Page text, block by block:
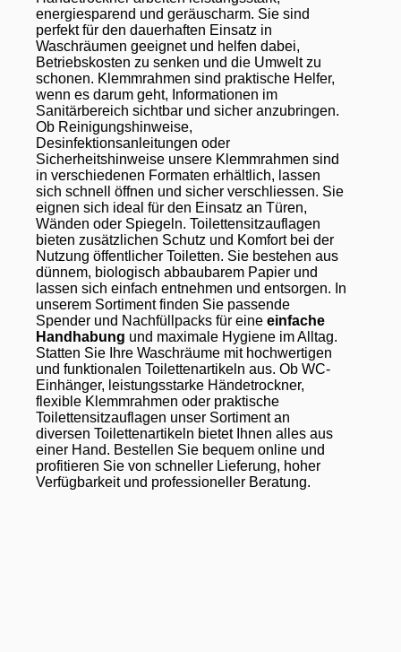
energiesparend und geräuscharm. Sie sind
perfekt für den dauerhaften Einsatz in
Waschräumen geeignet und helfen dabei,
Betriebskosten zu senken und die Umwelt zu
schonen. Klemmrahmen sind praktische Helfer,
wenn es darum geht, Informationen im
Sanitärbereich sichtbar und sicher anzubringen.
Ob Reinigungshinweise,
Desinfektionsanleitungen oder
Sicherheitshinweise unsere Klemmrahmen sind
in verschiedenen Formaten erhältlich, lassen
sich schnell öffnen und sicher verschliessen. Sie
eignen sich ideal für den Einsatz an Türen,
Wänden oder Spiegeln. Toilettensitzauflagen
bieten zusätzlichen Schutz und Komfort bei der
Nutzung öffentlicher Toiletten. Sie bestehen aus
dünnem, biologisch abbaubarem Papier und
lassen sich einfach entnehmen und entsorgen. In
unserem Sortiment finden Sie passende
Spender und Nachfüllpacks für eine einfache
Handhabung und maximale Hygiene im Alltag.
Statten Sie Ihre Waschräume mit hochwertigen
und funktionalen Toilettenartikeln aus. Ob WC-
Einhänger, leistungsstarke Händetrockner,
flexible Klemmrahmen oder praktische
Toilettensitzauflagen unser Sortiment an
diversen Toilettenartikeln bietet Ihnen alles aus
einer Hand. Bestellen Sie bequem online und
profitieren Sie von schneller Lieferung, hoher
Verfügbarkeit und professioneller Beratung.